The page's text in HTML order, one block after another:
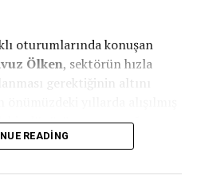
oturumlarında konuşan
Ölken, sektörün hızla
gerektiğinin altını
dönüşüm yaşayacağını
Dönmemiz
READING